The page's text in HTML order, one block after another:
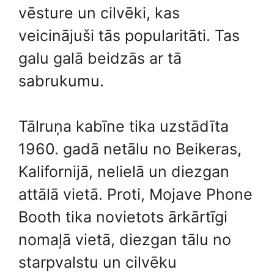
vēsture un cilvēki, kas
veicinājuši tās popularitāti. Tas
galu galā beidzās ar tā
sabrukumu.
Tālruņa kabīne tika uzstādīta
1960. gadā netālu no Beikeras,
Kalifornijā, nelielā un diezgan
attālā vietā. Proti, Mojave Phone
Booth tika novietots ārkārtīgi
nomaļā vietā, diezgan tālu no
starpvalstu un cilvēku